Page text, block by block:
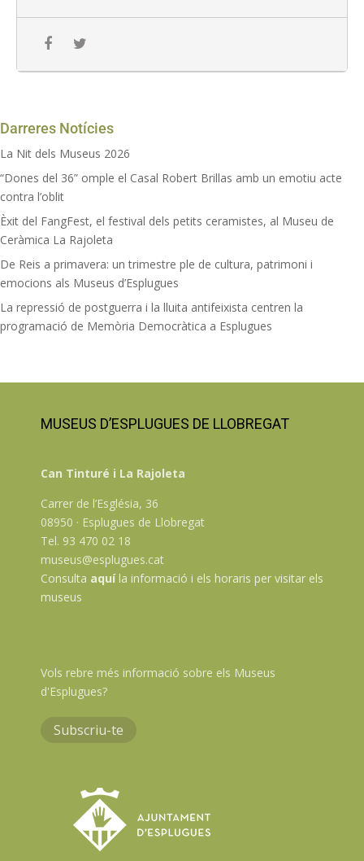
Darreres Notícies
La Nit dels Museus 2026
“Dones del 36” omple el Casal Robert Brillas amb un emotiu acte
contra l’oblit
Èxit del FangFest, el festival dels petits ceramistes, al Museu de
Ceràmica La Rajoleta
De Reis a primavera: un trimestre ple de cultura, patrimoni i
emocions als Museus d’Esplugues
La repressió de postguerra i la lluita antifeixista centren la
programació de Memòria Democràtica a Esplugues
MUSEUS D’ESPLUGUES DE LLOBREGAT
Can Tinturé i La Rajoleta
Carrer de l’Església, 36
08950 · Esplugues de Llobregat
Tel. 93 470 02 18
museus@esplugues.cat
Consulta aquíla informació i els horaris per visitar els
museus
Vols rebre més informació sobre els Museus
d'Esplugues?
Subscriu-te